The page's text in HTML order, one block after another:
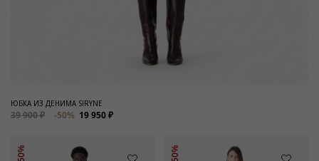
ЮБКА ИЗ ДЕНИМА SIRYNE
39 900 ₽ -50% 19 950 ₽
-50% -50%